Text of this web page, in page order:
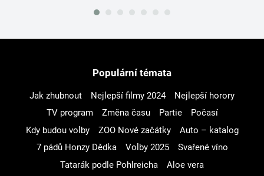
Populární témata
Jak zhubnout Nejlepší filmy 2024
Nejlepší horory
TV program
Změna času Partie
Počasí
Kdy budou volby
ZOO Nové začátky
Auto – katalog
7 pádů Honzy Dědka
Volby 2025
Svařené víno
Tatarák podle Pohlreicha
Aloe vera